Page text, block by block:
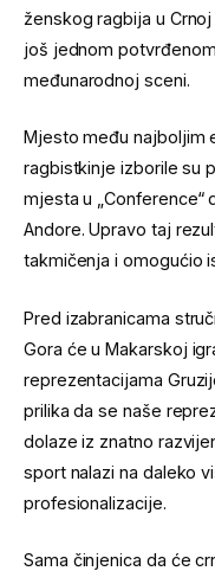
ženskog ragbija u
još jednom
međunarodnoj sceni.
Mjesto među najboljim
ragbistkinje izborile su
mjesta u „Conference“
Andore. Upravo taj
takmičenja i omogućio
Pred izabranicama
Gora će u Makarskoj
reprezentacijama
prilika da se naše
dolaze iz znatno
sport nalazi na daleko
profesionalizacije.
Sama činjenica da će